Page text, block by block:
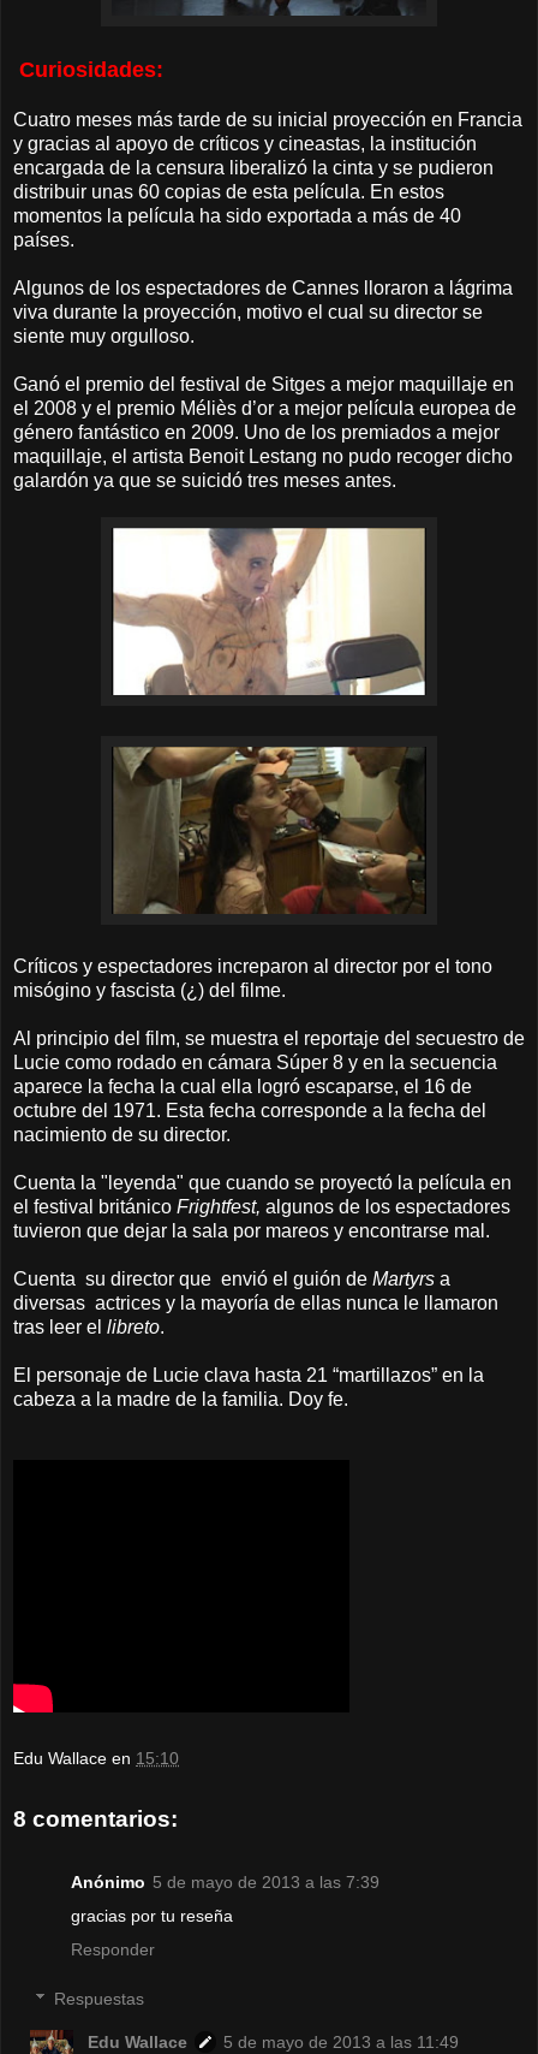
Curiosidades:
Cuatro meses más tarde de su inicial proyección en Francia
y gracias al apoyo de críticos y cineastas, la institución
encargada de la censura liberalizó la cinta y se pudieron
distribuir unas 60 copias de esta película. En estos
momentos la película ha sido exportada a más de 40
países.
Algunos de los espectadores de Cannes lloraron a lágrima
viva durante la proyección, motivo el cual su director se
siente muy orgulloso.
Ganó el premio del festival de Sitges a mejor maquillaje en
el 2008 y el premio Méliès d’or a mejor película europea de
género fantástico en 2009. Uno de los premiados a mejor
maquillaje, el artista Benoit Lestang no pudo recoger dicho
galardón ya que se suicidó tres meses antes.
Críticos y espectadores increparon al director por el tono
misógino y fascista (¿) del filme.
Al principio del film, se muestra el reportaje del secuestro de
Lucie como rodado en cámara Súper 8 y en la secuencia
aparece la fecha la cual ella logró escaparse, el 16 de
octubre del 1971. Esta fecha corresponde a la fecha del
nacimiento de su director.
Cuenta la "leyenda" que cuando se proyectó la película en
el festival británico Frightfest, algunos de los espectadores
tuvieron que dejar la sala por mareos y encontrarse mal.
Cuenta su director que envió el guión de Martyrs a
diversas actrices y la mayoría de ellas nunca le llamaron
tras leer el libreto.
El personaje de Lucie clava hasta 21 “martillazos” en la
cabeza a la madre de la familia. Doy fe.
Edu Wallace en 15:10
8 comentarios:
Anónimo 5 de mayo de 2013 a las 7:39
gracias por tu reseña
Responder
Respuestas
Edu Wallace
5 de mayo de 2013 a las 11:49